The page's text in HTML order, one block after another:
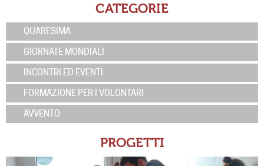
CATEGORIE
QUARESIMA
GIORNATE MONDIALI
INCONTRI ED EVENTI
FORMAZIONE PER I VOLONTARI
AVVENTO
PROGETTI